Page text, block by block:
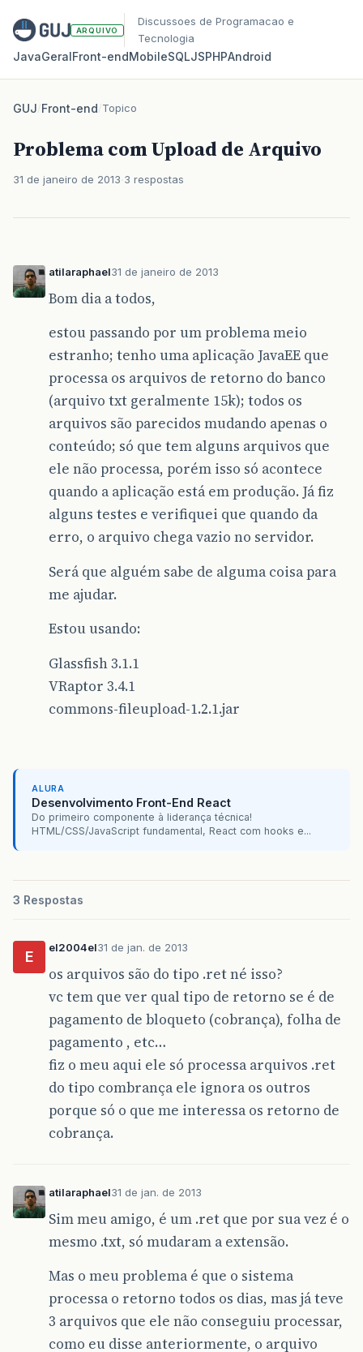
ARQUIVO
Discussoes de Programacao e
Tecnologia
JavaGeralFront‑endMobileSQLJSPHPAndroid
GUJ/Front-end/Topico
Problema com Upload de Arquivo
31 de janeiro de 2013 3 respostas
atilaraphael31 de janeiro de 2013
Bom dia a todos,
estou passando por um problema meio
estranho; tenho uma aplicação JavaEE que
processa os arquivos de retorno do banco
(arquivo txt geralmente 15k); todos os
arquivos são parecidos mudando apenas o
conteúdo; só que tem alguns arquivos que
ele não processa, porém isso só acontece
quando a aplicação está em produção. Já fiz
alguns testes e verifiquei que quando da
erro, o arquivo chega vazio no servidor.
Será que alguém sabe de alguma coisa para
me ajudar.
Estou usando:
Glassfish 3.1.1
VRaptor 3.4.1
commons-fileupload-1.2.1.jar
ALURA
Desenvolvimento Front-End React
Do primeiro componente à liderança técnica!
HTML/CSS/JavaScript fundamental, React com hooks e...
3 Respostas
E
el2004el31 de jan. de 2013
os arquivos são do tipo .ret né isso?
vc tem que ver qual tipo de retorno se é de
pagamento de bloqueto (cobrança), folha de
pagamento , etc…
fiz o meu aqui ele só processa arquivos .ret
do tipo combrança ele ignora os outros
porque só o que me interessa os retorno de
cobrança.
atilaraphael31 de jan. de 2013
Sim meu amigo, é um .ret que por sua vez é o
mesmo .txt, só mudaram a extensão.
Mas o meu problema é que o sistema
processa o retorno todos os dias, mas já teve
3 arquivos que ele não conseguiu processar,
como eu disse anteriormente, o arquivo